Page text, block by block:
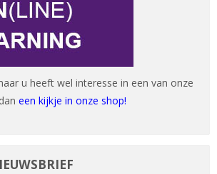
u heeft wel interesse in een van onze
een kijkje in onze shop!
overslaan